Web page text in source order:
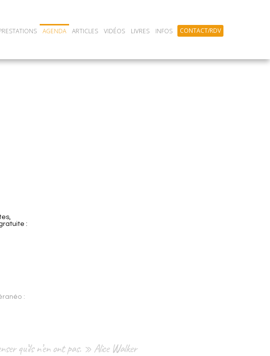
AGENDA ARTICLES VIDÉOS LIVRES INFOS CONTACT/RDV
:
:
qu’ils n’en ont pas. » Alice Walker